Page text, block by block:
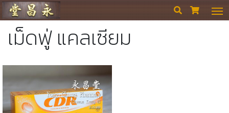
ร้านขายยา ย่งเชียงตึ๊ง  
เม็ดฟู่ แคลเซียม